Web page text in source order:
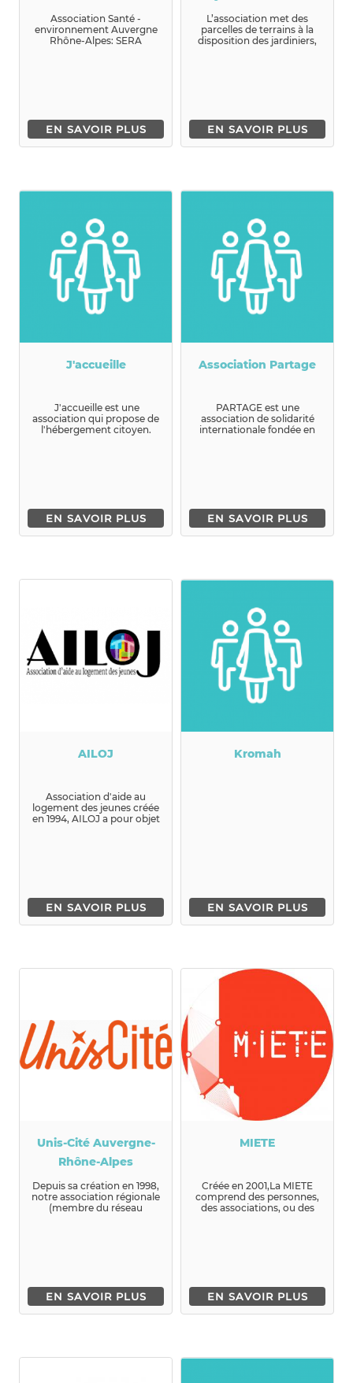
Association Santé -
environnement Auvergne
Rhône-Alpes: SERA
EN SAVOIR PLUS
Xavière
L’association met des
parcelles de terrains à la
disposition des jardiniers,
EN SAVOIR PLUS
J'accueille
J'accueille est une
association qui propose de
l'hébergement citoyen.
EN SAVOIR PLUS
Association Partage
PARTAGE est une
association de solidarité
internationale fondée en
EN SAVOIR PLUS
AILOJ
Association d'aide au
logement des jeunes créée
en 1994, AILOJ a pour objet
EN SAVOIR PLUS
Kromah
EN SAVOIR PLUS
Unis-Cité Auvergne-
Rhône-Alpes
Depuis sa création en 1998,
notre association régionale
(membre du réseau
EN SAVOIR PLUS
MIETE
Créée en 2001,La MIETE
comprend des personnes,
des associations, ou des
EN SAVOIR PLUS